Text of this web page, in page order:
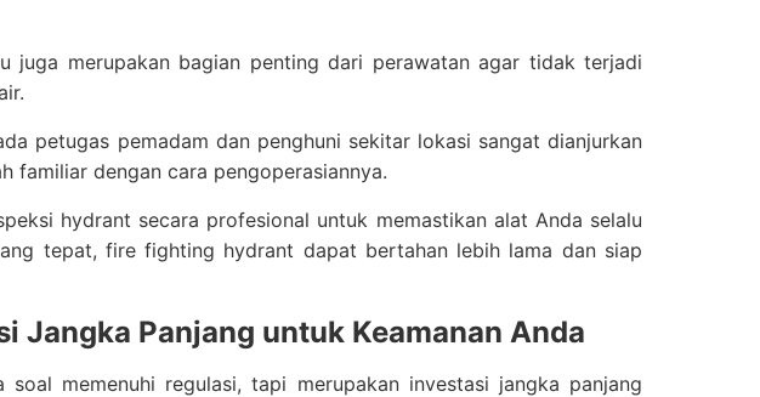
juga merupakan bagian penting dari perawatan agar tidak terjadi
petugas pemadam dan penghuni sekitar lokasi sangat dianjurkan
familiar dengan cara pengoperasiannya.
hydrant secara profesional untuk memastikan alat Anda selalu
tepat, fire fighting hydrant dapat bertahan lebih lama dan siap
Jangka Panjang untuk Keamanan Anda
memenuhi regulasi, tapi merupakan investasi jangka panjang